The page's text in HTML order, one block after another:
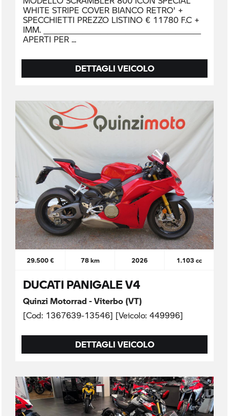
WHITE STRIPE COVER BIANCO RETRO' +
SPECCHIETTI PREZZO LISTINO € 11780 F.C +
IMM. ____________________________________________
APERTI PER
DETTAGLI VEICOLO
29.500 € 78 km 2026 1.103 cc
DUCATI PANIGALE V4
Quinzi Motorrad - Viterbo (VT)
[Cod: 1367639-13546] [Veicolo: 449996]
DETTAGLI VEICOLO